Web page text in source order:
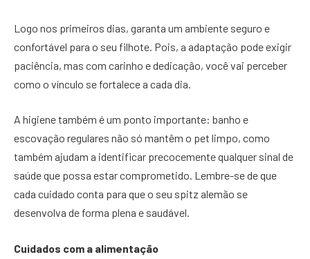
Logo nos primeiros dias, garanta um ambiente seguro e
confortável para o seu filhote. Pois, a adaptação pode exigir
paciência, mas com carinho e dedicação, você vai perceber
como o vínculo se fortalece a cada dia.
A higiene também é um ponto importante: banho e
escovação regulares não só mantêm o pet limpo, como
também ajudam a identificar precocemente qualquer sinal de
saúde que possa estar comprometido. Lembre-se de que
cada cuidado conta para que o seu spitz alemão se
desenvolva de forma plena e saudável.
Cuidados com a alimentação